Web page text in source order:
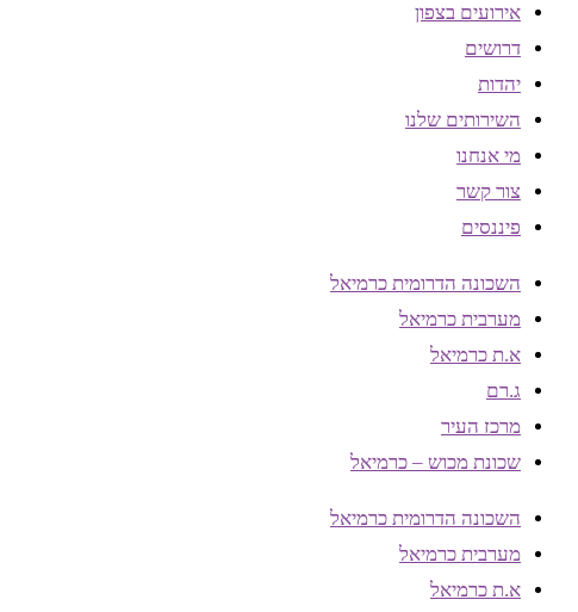
אירועים בצפון
דרושים
יהדות
השירותים שלנו
מי אנחנו
צור קשר
פיננסים
השכונה הדרומית כרמיאל
מערבית כרמיאל
א.ת כרמיאל
ג.רם
מרכז העיר
שכונת מכוש – כרמיאל
השכונה הדרומית כרמיאל
מערבית כרמיאל
א.ת כרמיאל